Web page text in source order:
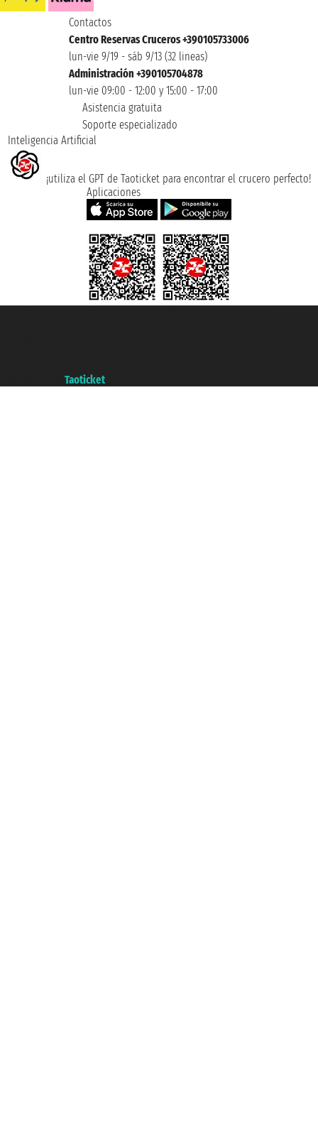
Contactos
Centro Reservas Cruceros +390105733006
lun-vie 9/19 - sáb 9/13 (32 lineas)
Administración +390105704878
lun-vie 09:00 - 12:00 y 15:00 - 17:00
Asistencia gratuita
Soporte especializado
Inteligencia Artificial
¡utiliza el GPT de Taoticket para encontrar el crucero perfecto!
Aplicaciones
Taoticket